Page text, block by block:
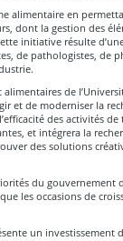
alimentaire en
dont la gestion des
initiative résulte
de pathologistes, de
alimentaires de
et de moderniser la
des activités
et intégrera la
des solutions
du gouvernement
les occasions de
un investissement